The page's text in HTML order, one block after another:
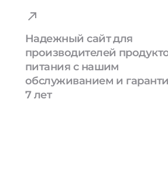
Надежный сайт для
производителей
питания с нашим
обслуживанием и
7 лет